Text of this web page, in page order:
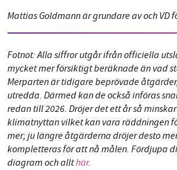
Mattias Goldmann är grundare av och VD
Fotnot: Alla siffror utgår ifrån officiella
mycket mer försiktigt beräknade än vad
Merparten är tidigare beprövade
utredda. Därmed kan de också införas
redan till 2026. Dröjer det ett år så
klimatnyttan vilket kan vara räddningen
mer; ju längre åtgärderna dröjer desto
kompletteras för att nå målen. Fördjupa
diagram och allthär.